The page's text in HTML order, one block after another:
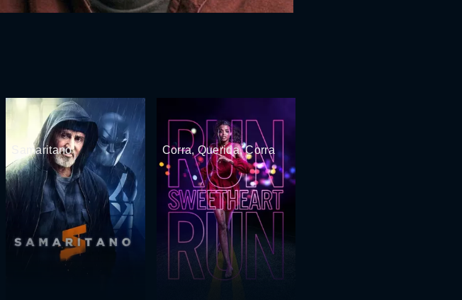
Samaritano Corra, Querida, Corra